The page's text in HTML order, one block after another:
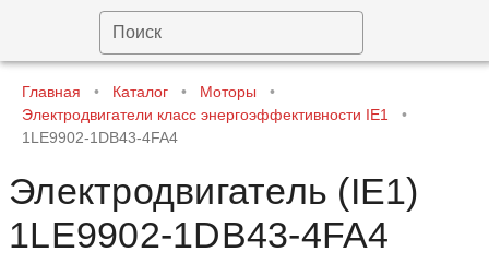
Поиск
Главная • Каталог • Моторы
•
Электродвигатели класс энергоэффективности IE1
•
1LE9902-1DB43-4FA4
Электродвигатель (IE1)
1LE9902-1DB43-4FA4